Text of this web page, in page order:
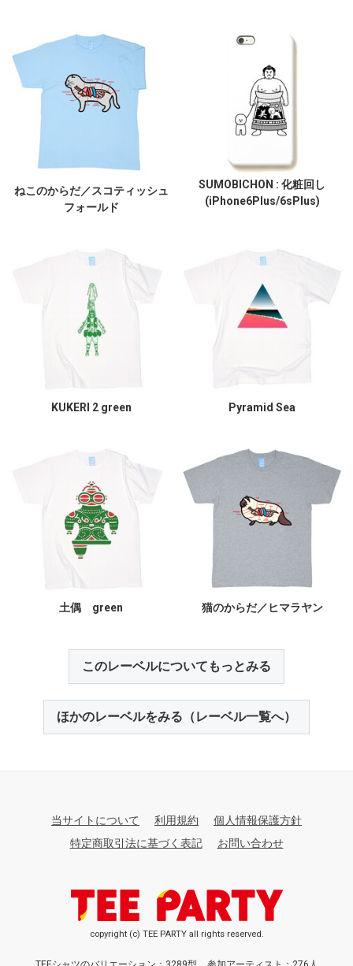
ねこのからだ／スコティッシュ
フォールド
SUMOBICHON : 化粧回し
(iPhone6Plus/6sPlus)
KUKERI 2 green Pyramid Sea
土偶 green 猫のからだ／ヒマラヤン
このレーベルについてもっとみる
ほかのレーベルをみる（レーベル一覧へ）
当サイトについて 利用規約
個人情報保護方針
特定商取引法に基づく表記
お問い合わせ
copyright (c) TEE PARTY all rights reserved.